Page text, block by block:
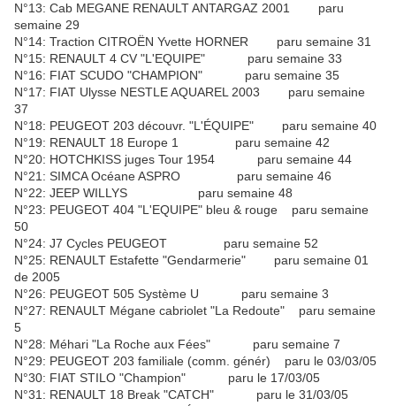
N°13: Cab MEGANE RENAULT ANTARGAZ 2001 paru
semaine 29
N°14: Traction CITROËN Yvette HORNER paru semaine 31
N°15: RENAULT 4 CV "L'EQUIPE" paru semaine 33
N°16: FIAT SCUDO "CHAMPION" paru semaine 35
N°17: FIAT Ulysse NESTLE AQUAREL 2003 paru semaine
37
N°18: PEUGEOT 203 découvr. "L'ÉQUIPE" paru semaine 40
N°19: RENAULT 18 Europe 1 paru semaine 42
N°20: HOTCHKISS juges Tour 1954 paru semaine 44
N°21: SIMCA Océane ASPRO paru semaine 46
N°22: JEEP WILLYS paru semaine 48
N°23: PEUGEOT 404 "L'EQUIPE" bleu & rouge paru semaine
50
N°24: J7 Cycles PEUGEOT paru semaine 52
N°25: RENAULT Estafette "Gendarmerie" paru semaine 01
de 2005
N°26: PEUGEOT 505 Système U paru semaine 3
N°27: RENAULT Mégane cabriolet "La Redoute" paru semaine
5
N°28: Méhari "La Roche aux Fées" paru semaine 7
N°29: PEUGEOT 203 familiale (comm. génér) paru le 03/03/05
N°30: FIAT STILO "Champion" paru le 17/03/05
N°31: RENAULT 18 Break "CATCH" paru le 31/03/05